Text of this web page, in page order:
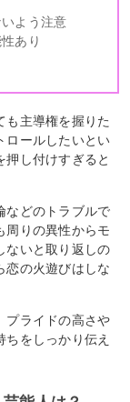
よう注意
あり
も主導権を握りた
ロールしたいとい
押し付けすぎると
などのトラブルで
周りの異性からモ
ないと取り返しの
恋の火遊びはしな
プライドの高さや
をしっかり伝え